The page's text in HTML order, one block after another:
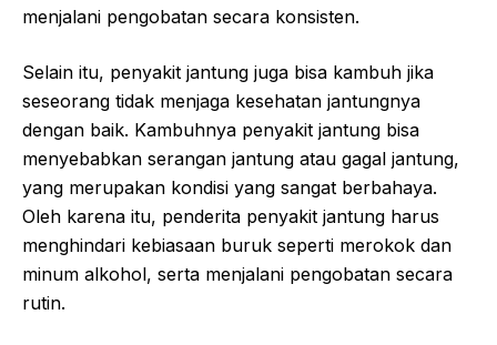
menjalani pengobatan secara konsisten.
Selain itu, penyakit jantung juga bisa kambuh jika
seseorang tidak menjaga kesehatan jantungnya
dengan baik. Kambuhnya penyakit jantung bisa
menyebabkan serangan jantung atau gagal jantung,
yang merupakan kondisi yang sangat berbahaya.
Oleh karena itu, penderita penyakit jantung harus
menghindari kebiasaan buruk seperti merokok dan
minum alkohol, serta menjalani pengobatan secara
rutin.